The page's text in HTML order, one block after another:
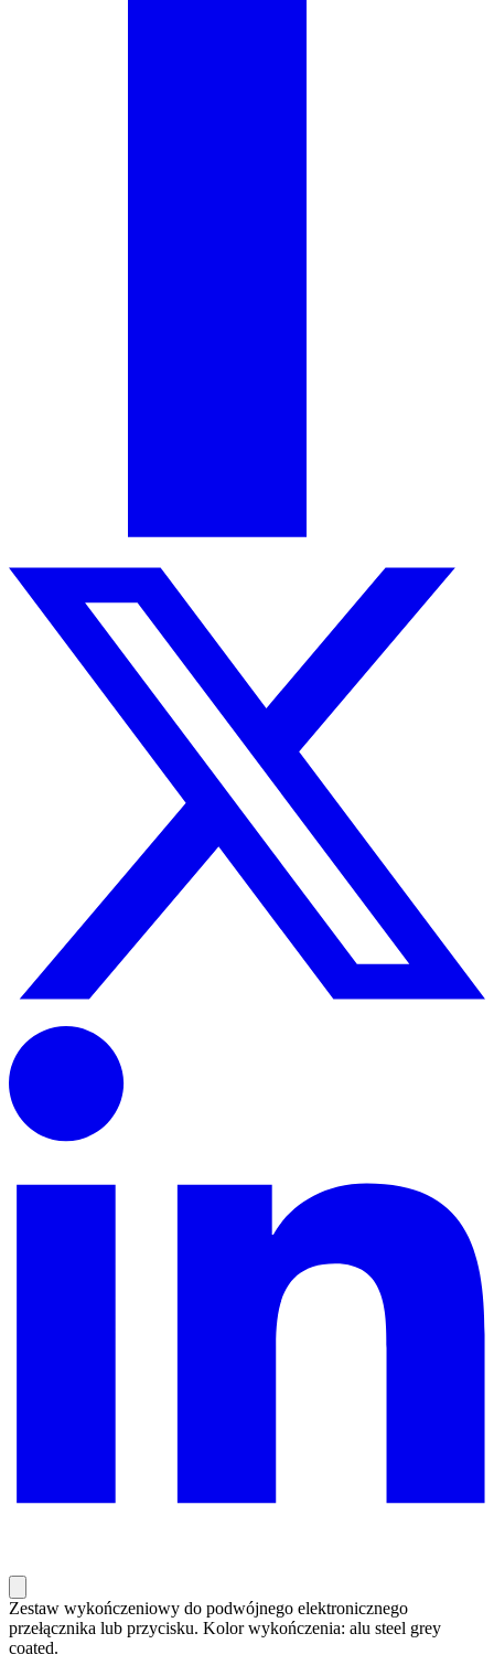
Zestaw wykończeniowy do podwójnego elektronicznego
przełącznika lub przycisku. Kolor wykończenia: alu steel grey
coated.